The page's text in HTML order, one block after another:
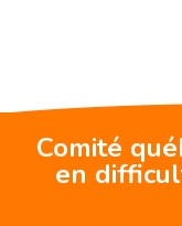
Comité
en